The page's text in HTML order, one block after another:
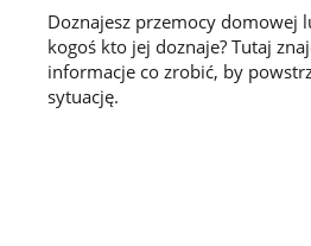
Doznajesz przemocy domowej
kogoś kto jej doznaje? Tutaj
informacje co zrobić, by
sytuację.